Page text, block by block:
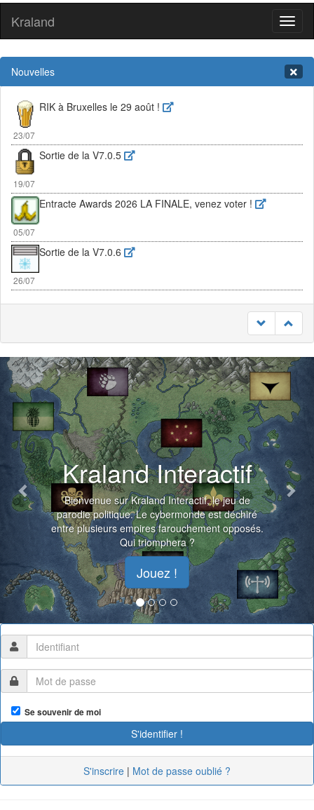
Kraland
Nouvelles
23/07
RIK à Bruxelles le 29 août !
19/07
Sortie de la V7.0.5
05/07
Entracte Awards 2026 LA FINALE, venez voter !
26/07
Sortie de la V7.0.6
Kraland Interactif
Bienvenue sur Kraland Interactif, le jeu de
parodie politique. Le cybermonde est déchiré
entre plusieurs empires farouchement opposés.
Qui triomphera ?
Jouez !
Previous
Se souvenir de moi
S'inscrire | Mot de passe oublié ?